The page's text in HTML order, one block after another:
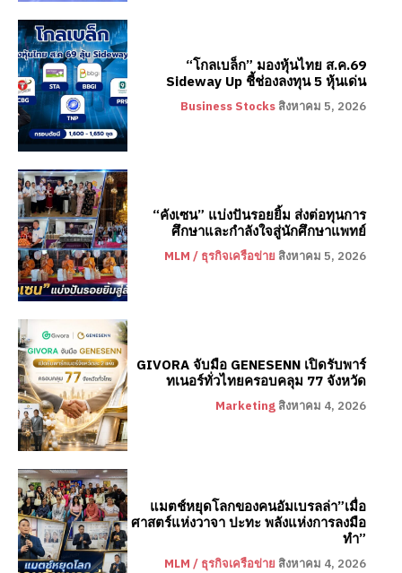
“โกลเบล็ก” มองหุ้นไทย ส.ค.69
Sideway Up ชี้ช่องลงทุน 5 หุ้นเด่น
Business Stocks สิงหาคม 5, 2026
“คังเซน” แบ่งปันรอยยิ้ม ส่งต่อทุนการ
ศึกษาและกำลังใจสู่นักศึกษาแพทย์
MLM / ธุรกิจเครือข่าย สิงหาคม 5, 2026
GIVORA จับมือ GENESENN เปิดรับพาร์
ทเนอร์ทั่วไทยครอบคลุม 77 จังหวัด
Marketing สิงหาคม 4, 2026
แมตช์หยุดโลกของคนอัมเบรลล่า”เมื่อ
ศาสตร์แห่งวาจา ปะทะ พลังแห่งการลงมือ
ทำ”
MLM / ธุรกิจเครือข่าย สิงหาคม 4, 2026